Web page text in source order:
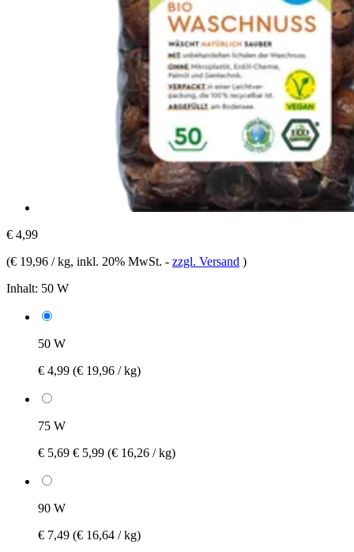
€ 4,99
(€ 19,96 / kg, inkl. 20% MwSt. - zzgl. Versand )
Inhalt: 50 W
50 W
€ 4,99 (€ 19,96 / kg)
75 W
€ 5,69 € 5,99 (€ 16,26 / kg)
90 W
€ 7,49 (€ 16,64 / kg)